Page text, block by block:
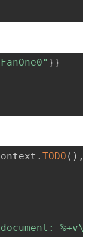
}}
. TODO ( ) ,